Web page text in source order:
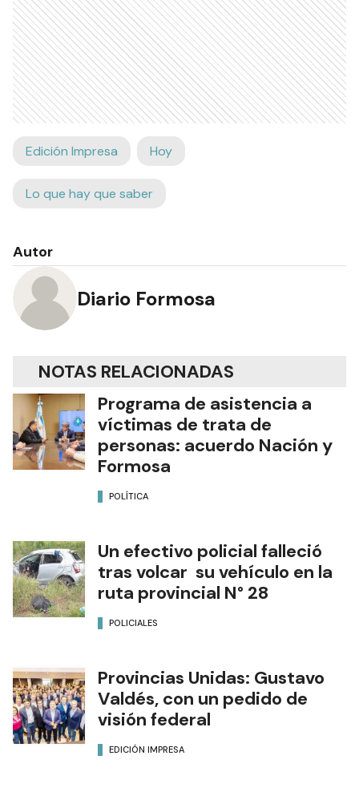
Edición Impresa Hoy
Lo que hay que saber
Autor
Diario Formosa
NOTAS RELACIONADAS
Programa de asistencia a
víctimas de trata de
personas: acuerdo Nación y
Formosa
POLÍTICA
Un efectivo policial falleció
tras volcar su vehículo en la
ruta provincial N° 28
POLICIALES
Provincias Unidas: Gustavo
Valdés, con un pedido de
visión federal
EDICIÓN IMPRESA